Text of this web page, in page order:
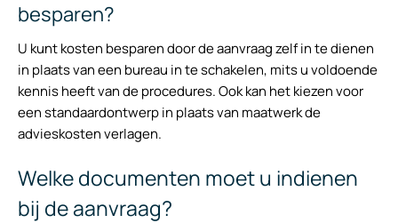
besparen?
U kunt kosten besparen door de aanvraag zelf in te dienen
in plaats van een bureau in te schakelen, mits u voldoende
kennis heeft van de procedures. Ook kan het kiezen voor
een standaardontwerp in plaats van maatwerk de
advieskosten verlagen.
Welke documenten moet u indienen
bij de aanvraag?